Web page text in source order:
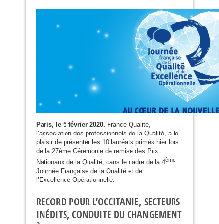
Paris, le 5 février 2020. France Qualité,
l’association des professionnels de la Qualité, a le
plaisir de présenter les 10 lauréats primés hier lors
de la 27ème Cérémonie de remise des Prix
Nationaux de la Qualité, dans le cadre de la 4ème
Journée Française de la Qualité et de
l’Excellence Opérationnelle.
RECORD POUR L’OCCITANIE, SECTEURS
INÉDITS, CONDUITE DU CHANGEMENT